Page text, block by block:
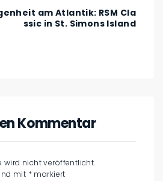
am Atlantik: RSM Cla
ssic in St. Simons Island
Kommentar
wird nicht veröffentlicht.
mit * markiert